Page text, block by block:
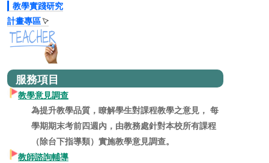
教學實踐研究
計畫專區
服務項目
教學意見調查
為提升教學品質，瞭解學生對課程教學之意見， 每
學期期末考前四週內，由教務處針對本校所有課程
（除台下指導類）實施教學意見調查。
教師諮詢輔導